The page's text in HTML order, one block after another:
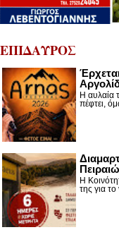
ΕΠΙΔΑΥΡΟΣ
Η αυλαία
πέφτει,
Η
της για το